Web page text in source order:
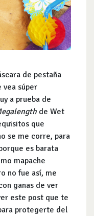
de pestaña
vea súper
a prueba de
de Wet
que
se me corre, para
es barata
mapache
no fue así, me
ganas de ver
este post que te
protegerte del